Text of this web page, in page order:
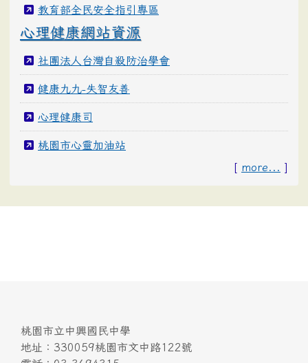
教育部全民安全指引專區
心理健康網站資源
社團法人台灣自殺防治學會
健康九九-失智友善
心理健康司
桃園市心靈加油站
[ more... ]
桃園市立中興國民中學
地址：330059桃園市文中路122號